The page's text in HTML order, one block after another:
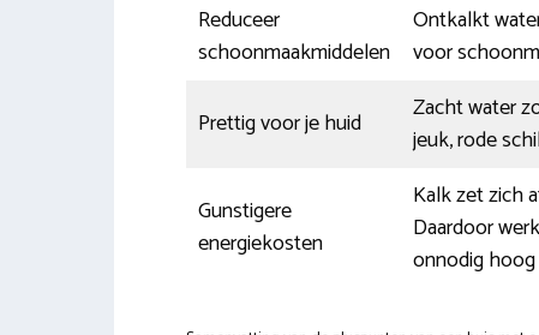
Reduceer
schoonmaakmiddelen
Ontkalkt
voor
Prettig voor je huid
Zacht water
jeuk, rode
Gunstigere
energiekosten
Kalk zet zich
Daardoor
onnodig